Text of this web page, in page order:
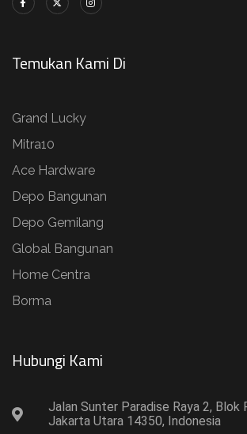
Temukan Kami Di
Grand Lucky
Mitra10
Ace Hardware
Depo Bangunan
Depo Gemilang
Global Bangunan
Home Centra
Borma
Hubungi Kami​
Jalan Sunter Paradise Raya 2, Blok
Jakarta Utara 14350, Indonesia